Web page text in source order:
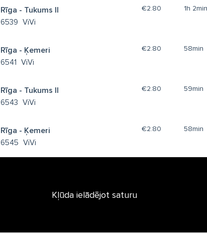
Rīga - Tukums II
6539 ViVi
€2.80 1h
Rīga - Ķemeri
6541 ViVi
€2.80 58min
Rīga - Tukums II
6543 ViVi
€2.80 59min
Rīga - Ķemeri
6545 ViVi
€2.80 58min
Kļūda ielādējot saturu